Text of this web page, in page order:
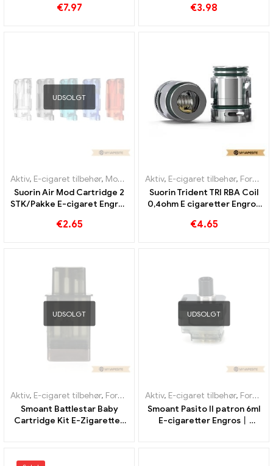
€7.97 €3.98
UDSOLGT
Aktiv, E-cigaret tilbehør, Mod ,
Fordamper
Suorin Air Mod Cartridge 2
STK/Pakke E-cigaret Engros
€2.65
Aktiv, E-cigaret tilbehør, Fordamper
Suorin Trident TRI RBA Coil
0,4ohm E cigaretter Engros
€4.65
UDSOLGT
Aktiv, E-cigaret tilbehør, Fordamper
Smoant Battlestar Baby
Cartridge Kit E-Zigaretten
UDSOLGT
Aktiv, E-cigaret tilbehør, Fordamper
Smoant Pasito II patron 6ml
E-cigaretter Engros丨